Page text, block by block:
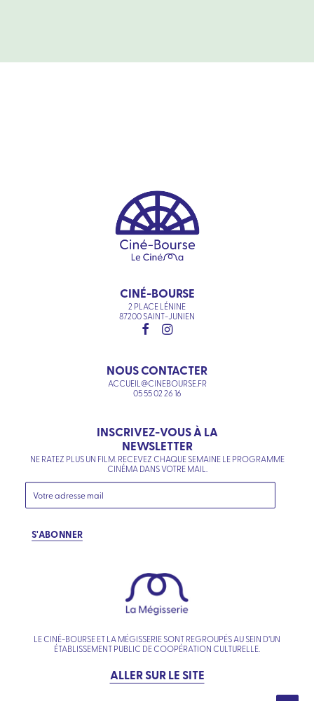
CINÉ-BOURSE
2 PLACE LÉNINE
87200 SAINT-JUNIEN
NOUS CONTACTER
ACCUEIL@CINEBOURSE.FR
05 55 02 26 16
INSCRIVEZ-VOUS À LA
NEWSLETTER
NE RATEZ PLUS UN FILM. RECEVEZ CHAQUE SEMAINE LE PROGRAMME
CINÉMA DANS VOTRE MAIL.
S'ABONNER
LE CINÉ-BOURSE ET LA MÉGISSERIE SONT REGROUPÉS AU SEIN D’UN
ÉTABLISSEMENT PUBLIC DE COOPÉRATION CULTURELLE.
ALLER SUR LE SITE